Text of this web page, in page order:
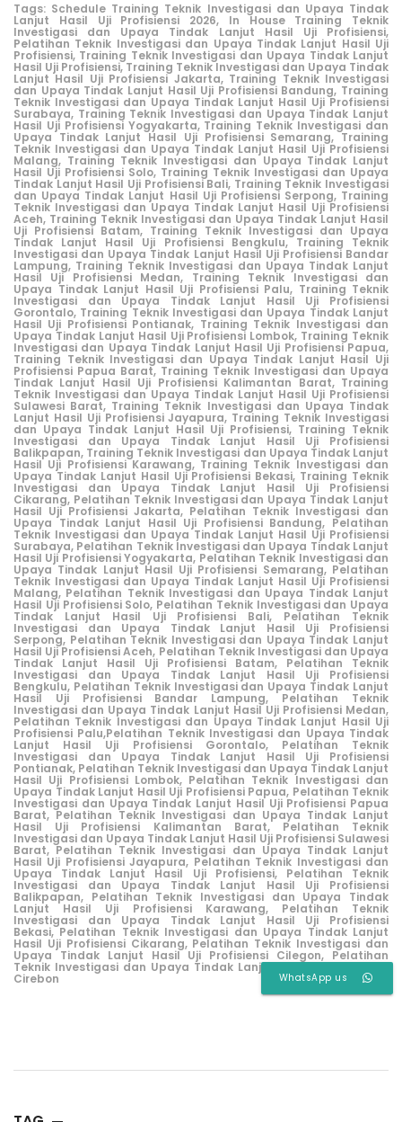
Tags: Schedule Training Teknik Investigasi dan Upaya Tindak
Lanjut Hasil Uji Profisiensi 2026, In House Training Teknik
Investigasi dan Upaya Tindak Lanjut Hasil Uji Profisiensi,
Pelatihan Teknik Investigasi dan Upaya Tindak Lanjut Hasil Uji
Profisiensi, Training Teknik Investigasi dan Upaya Tindak Lanjut
Hasil Uji Profisiensi, Training Teknik Investigasi dan Upaya Tindak
Lanjut Hasil Uji Profisiensi Jakarta, Training Teknik Investigasi
dan Upaya Tindak Lanjut Hasil Uji Profisiensi Bandung, Training
Teknik Investigasi dan Upaya Tindak Lanjut Hasil Uji Profisiensi
Surabaya, Training Teknik Investigasi dan Upaya Tindak Lanjut
Hasil Uji Profisiensi Yogyakarta, Training Teknik Investigasi dan
Upaya Tindak Lanjut Hasil Uji Profisiensi Semarang, Training
Teknik Investigasi dan Upaya Tindak Lanjut Hasil Uji Profisiensi
Malang, Training Teknik Investigasi dan Upaya Tindak Lanjut
Hasil Uji Profisiensi Solo, Training Teknik Investigasi dan Upaya
Tindak Lanjut Hasil Uji Profisiensi Bali, Training Teknik Investigasi
dan Upaya Tindak Lanjut Hasil Uji Profisiensi Serpong, Training
Teknik Investigasi dan Upaya Tindak Lanjut Hasil Uji Profisiensi
Aceh, Training Teknik Investigasi dan Upaya Tindak Lanjut Hasil
Uji Profisiensi Batam, Training Teknik Investigasi dan Upaya
Tindak Lanjut Hasil Uji Profisiensi Bengkulu, Training Teknik
Investigasi dan Upaya Tindak Lanjut Hasil Uji Profisiensi Bandar
Lampung, Training Teknik Investigasi dan Upaya Tindak Lanjut
Hasil Uji Profisiensi Medan, Training Teknik Investigasi dan
Upaya Tindak Lanjut Hasil Uji Profisiensi Palu, Training Teknik
Investigasi dan Upaya Tindak Lanjut Hasil Uji Profisiensi
Gorontalo, Training Teknik Investigasi dan Upaya Tindak Lanjut
Hasil Uji Profisiensi Pontianak, Training Teknik Investigasi dan
Upaya Tindak Lanjut Hasil Uji Profisiensi Lombok, Training Teknik
Investigasi dan Upaya Tindak Lanjut Hasil Uji Profisiensi Papua,
Training Teknik Investigasi dan Upaya Tindak Lanjut Hasil Uji
Profisiensi Papua Barat, Training Teknik Investigasi dan Upaya
Tindak Lanjut Hasil Uji Profisiensi Kalimantan Barat, Training
Teknik Investigasi dan Upaya Tindak Lanjut Hasil Uji Profisiensi
Sulawesi Barat, Training Teknik Investigasi dan Upaya Tindak
Lanjut Hasil Uji Profisiensi Jayapura, Training Teknik Investigasi
dan Upaya Tindak Lanjut Hasil Uji Profisiensi, Training Teknik
Investigasi dan Upaya Tindak Lanjut Hasil Uji Profisiensi
Balikpapan, Training Teknik Investigasi dan Upaya Tindak Lanjut
Hasil Uji Profisiensi Karawang, Training Teknik Investigasi dan
Upaya Tindak Lanjut Hasil Uji Profisiensi Bekasi, Training Teknik
Investigasi dan Upaya Tindak Lanjut Hasil Uji Profisiensi
Cikarang, Pelatihan Teknik Investigasi dan Upaya Tindak Lanjut
Hasil Uji Profisiensi Jakarta, Pelatihan Teknik Investigasi dan
Upaya Tindak Lanjut Hasil Uji Profisiensi Bandung, Pelatihan
Teknik Investigasi dan Upaya Tindak Lanjut Hasil Uji Profisiensi
Surabaya, Pelatihan Teknik Investigasi dan Upaya Tindak Lanjut
Hasil Uji Profisiensi Yogyakarta, Pelatihan Teknik Investigasi dan
Upaya Tindak Lanjut Hasil Uji Profisiensi Semarang, Pelatihan
Teknik Investigasi dan Upaya Tindak Lanjut Hasil Uji Profisiensi
Malang, Pelatihan Teknik Investigasi dan Upaya Tindak Lanjut
Hasil Uji Profisiensi Solo, Pelatihan Teknik Investigasi dan Upaya
Tindak Lanjut Hasil Uji Profisiensi Bali, Pelatihan Teknik
Investigasi dan Upaya Tindak Lanjut Hasil Uji Profisiensi
Serpong, Pelatihan Teknik Investigasi dan Upaya Tindak Lanjut
Hasil Uji Profisiensi Aceh, Pelatihan Teknik Investigasi dan Upaya
Tindak Lanjut Hasil Uji Profisiensi Batam, Pelatihan Teknik
Investigasi dan Upaya Tindak Lanjut Hasil Uji Profisiensi
Bengkulu, Pelatihan Teknik Investigasi dan Upaya Tindak Lanjut
Hasil Uji Profisiensi Bandar Lampung, Pelatihan Teknik
Investigasi dan Upaya Tindak Lanjut Hasil Uji Profisiensi Medan,
Pelatihan Teknik Investigasi dan Upaya Tindak Lanjut Hasil Uji
Profisiensi Palu,Pelatihan Teknik Investigasi dan Upaya Tindak
Lanjut Hasil Uji Profisiensi Gorontalo, Pelatihan Teknik
Investigasi dan Upaya Tindak Lanjut Hasil Uji Profisiensi
Pontianak, Pelatihan Teknik Investigasi dan Upaya Tindak Lanjut
Hasil Uji Profisiensi Lombok, Pelatihan Teknik Investigasi dan
Upaya Tindak Lanjut Hasil Uji Profisiensi Papua, Pelatihan Teknik
Investigasi dan Upaya Tindak Lanjut Hasil Uji Profisiensi Papua
Barat, Pelatihan Teknik Investigasi dan Upaya Tindak Lanjut
Hasil Uji Profisiensi Kalimantan Barat, Pelatihan Teknik
Investigasi dan Upaya Tindak Lanjut Hasil Uji Profisiensi Sulawesi
Barat, Pelatihan Teknik Investigasi dan Upaya Tindak Lanjut
Hasil Uji Profisiensi Jayapura, Pelatihan Teknik Investigasi dan
Upaya Tindak Lanjut Hasil Uji Profisiensi, Pelatihan Teknik
Investigasi dan Upaya Tindak Lanjut Hasil Uji Profisiensi
Balikpapan, Pelatihan Teknik Investigasi dan Upaya Tindak
Lanjut Hasil Uji Profisiensi Karawang, Pelatihan Teknik
Investigasi dan Upaya Tindak Lanjut Hasil Uji Profisiensi
Bekasi, Pelatihan Teknik Investigasi dan Upaya Tindak Lanjut
Hasil Uji Profisiensi Cikarang, Pelatihan Teknik Investigasi dan
Upaya Tindak Lanjut Hasil Uji Profisiensi Cilegon, Pelatihan
Teknik Investigasi dan Upaya Tindak Lanjut Hasil Uji Profisiensi
Cirebon WhatsApp us